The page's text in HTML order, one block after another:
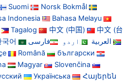
Suomi
Norsk Bokmål
Indonesia
Bahasa Melayu
Tagalog 中文 (中国)
中文 (台
국어 العربية اردو
فارسی
Română
български
Magyar
Slovenčina
Українська
Հայերեն